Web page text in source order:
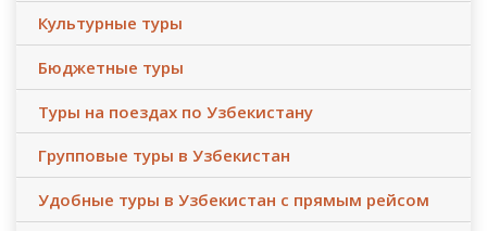
Культурные туры
Бюджетные туры
Туры на поездах по Узбекистану
Групповые туры в Узбекистан
Удобные туры в Узбекистан с прямым рейсом